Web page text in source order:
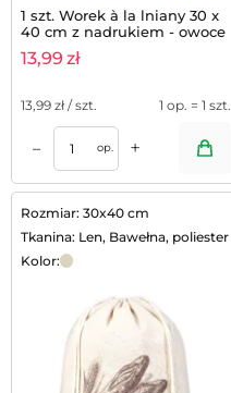
1 szt. Worek à la lniany 30 x
40 cm z nadrukiem - owoce
(PL)
13,99 zł
13,99 zł / szt. 1 op. = 1 szt.
– op. +
Rozmiar: 30x40 cm
Tkanina: Len, Bawełna, poliester
Kolor: